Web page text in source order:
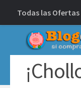
Debajo del
Todas las Ofertas